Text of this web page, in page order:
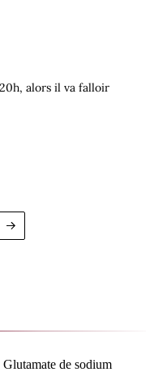
alors il va falloir
de sodium